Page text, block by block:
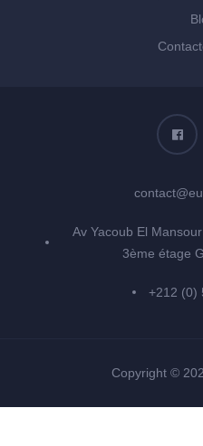
Av Yacoub El
3ème étage
+212 (0)
Copyright ©